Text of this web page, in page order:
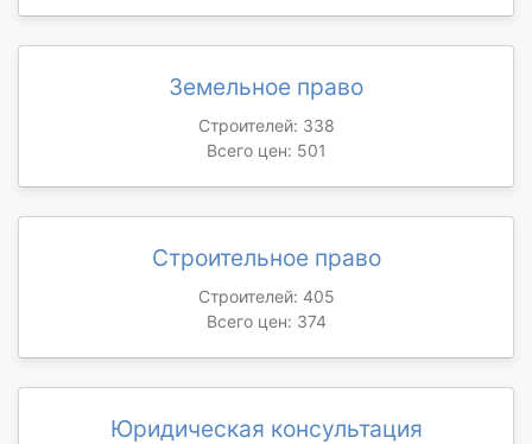
Земельное право
Строителей: 338
Всего цен: 501
Строительное право
Строителей: 405
Всего цен: 374
Юридическая консультация